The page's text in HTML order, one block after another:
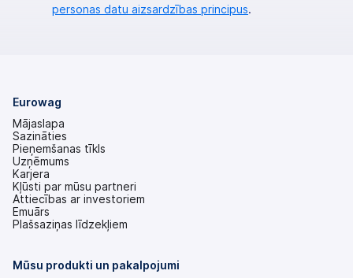
personas datu aizsardzības principus.
Eurowag
Mājaslapa
Sazināties
Pieņemšanas tīkls
Uzņēmums
Karjera
Kļūsti par mūsu partneri
Attiecības ar investoriem
(tiek
atvērts
Emuārs
Plašsaziņas līdzekļiem
Mūsu produkti un pakalpojumi